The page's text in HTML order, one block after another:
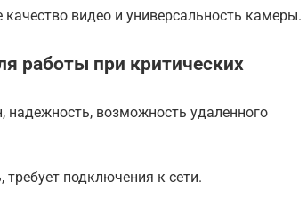
видео и универсальность камеры.
работы при критических
возможность удаленного
подключения к сети.